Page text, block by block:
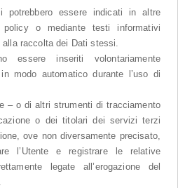
potrebbero essere indicati in altre
o mediante testi informativi
raccolta dei Dati stessi.
essere inseriti volontariamente
modo automatico durante l’uso di
– o di altri strumenti di tracciamento
o dei titolari dei servizi terzi
ove non diversamente precisato,
l’Utente e registrare le relative
legate all’erogazione del